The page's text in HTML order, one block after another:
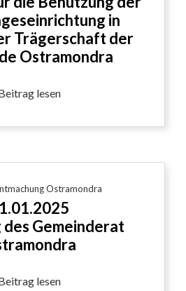
in
Trägerschaft der
Ostramondra
lesen
Ostramondra
des Gemeinderat
lesen